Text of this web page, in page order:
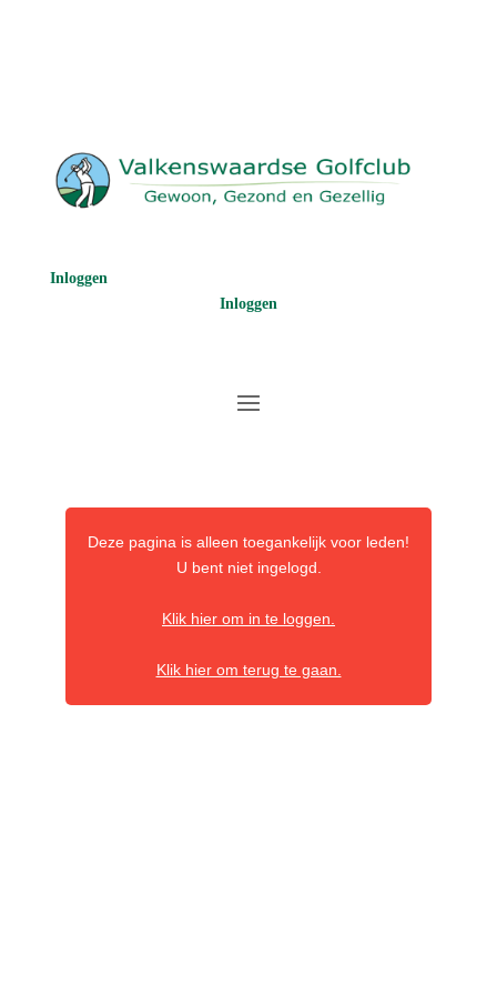
Inloggen
Inloggen
Deze pagina is alleen toegankelijk voor leden!
U bent niet ingelogd.
Klik hier om in te loggen.
Klik hier om terug te gaan.